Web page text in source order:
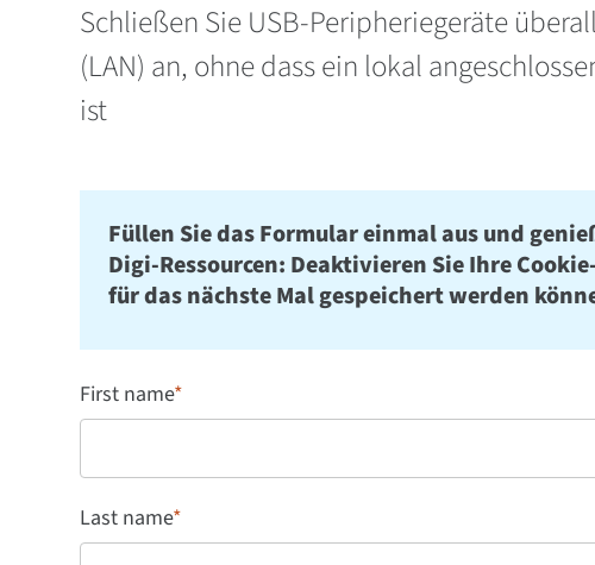
Schließen Sie USB-Peripheriegeräte
(LAN) an, ohne dass ein lokal
ist
Füllen Sie das Formular einmal aus und
Digi-Ressourcen: Deaktivieren Sie Ihre
für das nächste Mal gespeichert werden
First name*
Last name*